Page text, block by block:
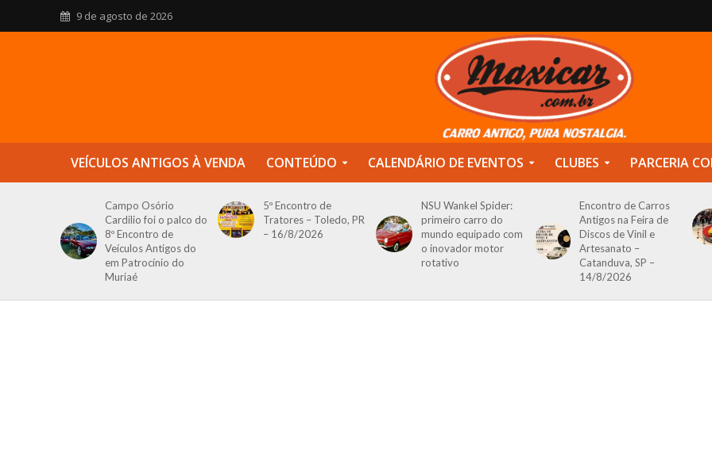
9 de agosto de 2026
VEÍCULOS ANTIGOS À VENDA CONTEÚDO CALENDÁRIO DE EVENTOS CLUBES PARCERIA
Campo Osório
Cardilio foi o palco do
8º Encontro de
Veículos Antigos do
em Patrocínio do
Muriaé
5º Encontro de
Tratores – Toledo, PR
– 16/8/2026
NSU Wankel Spider:
primeiro carro do
mundo equipado com
o inovador motor
rotativo
Encontro de Carros
Antigos na Feira de
Discos de Vinil e
Artesanato –
Catanduva, SP –
14/8/2026